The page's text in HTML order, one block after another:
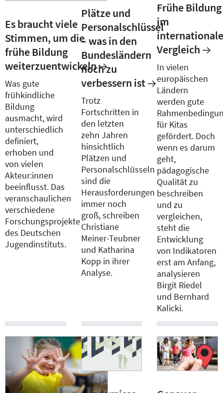
Es braucht viele
Stimmen, um die
frühe Bildung
weiterzuentwickeln
Was gute
frühkindliche
Bildung
ausmacht, wird
unterschiedlich
definiert,
erhoben und
von vielen
Akteur:innen
beeinflusst. Das
veranschaulichen
verschiedene
Forschungsprojekte
des Deutschen
Jugendinstituts.
Plätze und
Personalschlüssel
– was in den
Bundesländern
noch zu
verbessern ist
Trotz
Fortschritten in
den letzten
zehn Jahren
hinsichtlich
Plätzen und
Personalschlüsseln
sind die
Herausforderungen
immer noch
groß, schreiben
Christiane
Meiner-Teubner
und Katharina
Kopp in ihrer
Analyse.
Frühe Bildung
im
Vergleich
In vielen
europäischen
Ländern
werden gute
für Kitas
gefördert. Doch
wenn es darum
geht,
pädagogische
Qualität zu
beschreiben
und zu
vergleichen,
steht die
Entwicklung
von Indikatoren
erst am Anfang,
analysieren
Birgit Riedel
und Bernhard
Kalicki.